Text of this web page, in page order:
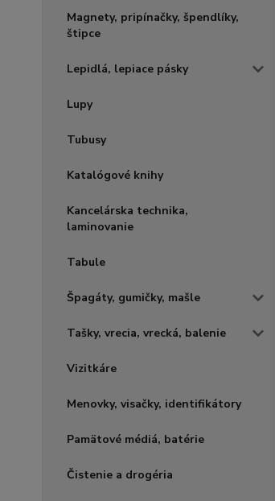
Magnety, pripínačky, špendlíky,
štipce
Lepidlá, lepiace pásky
Lupy
Tubusy
Katalógové knihy
Kancelárska technika,
laminovanie
Tabule
Špagáty, gumičky, mašle
Tašky, vrecia, vrecká, balenie
Vizitkáre
Menovky, visačky, identifikátory
Pamätové médiá, batérie
Čistenie a drogéria